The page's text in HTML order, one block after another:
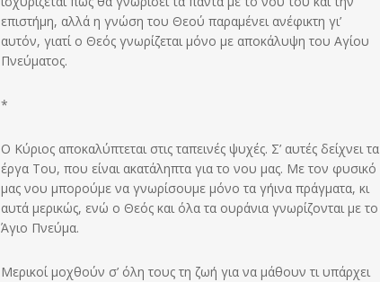
επιστήμη, αλλά η γνώση του Θεού παραμένει ανέφικτη γι’
αυτόν, γιατί ο Θεός γνωρίζεται μόνο με αποκάλυψη του Αγίου
Πνεύματος.
*
Ο Κύριος αποκαλύπτεται στις ταπεινές ψυχές. Σ’ αυτές δείχνει τα
έργα Του, που είναι ακατάληπτα για το νου μας. Με τον φυσικό
μας νου μπορούμε να γνωρίσουμε μόνο τα γήινα πράγματα, κι
αυτά μερικώς, ενώ ο Θεός και όλα τα ουράνια γνωρίζονται με το
Άγιο Πνεύμα.
Μερικοί μοχθούν σ’ όλη τους τη ζωή για να μάθουν τι υπάρχει